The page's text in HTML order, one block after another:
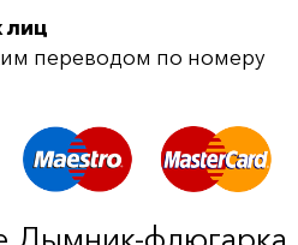
лиц
переводом по номеру